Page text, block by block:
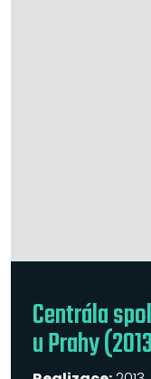
Centrála
u Prahy